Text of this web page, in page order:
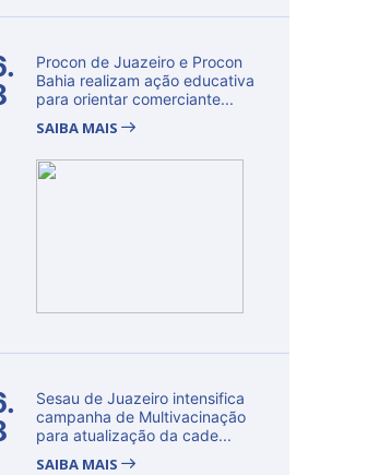
Procon de Juazeiro e Procon
Bahia realizam ação educativa
para orientar comerciante...
SAIBA MAIS
Sesau de Juazeiro intensifica
campanha de Multivacinação
para atualização da cade...
SAIBA MAIS